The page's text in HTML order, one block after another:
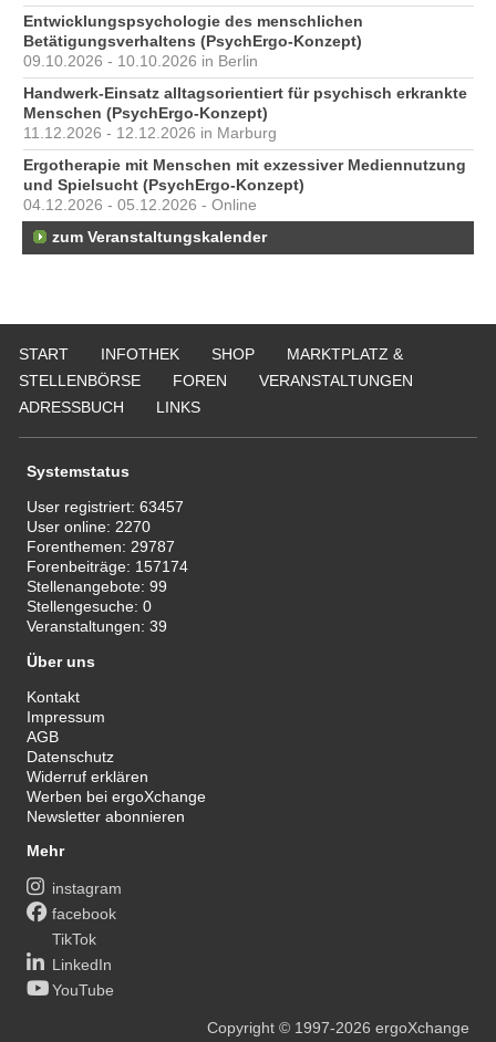
Entwicklungspsychologie des menschlichen
Betätigungsverhaltens (PsychErgo-Konzept)
09.10.2026 - 10.10.2026 in Berlin
Handwerk-Einsatz alltagsorientiert für psychisch erkrankte
Menschen (PsychErgo-Konzept)
11.12.2026 - 12.12.2026 in Marburg
Ergotherapie mit Menschen mit exzessiver Mediennutzung
und Spielsucht (PsychErgo-Konzept)
04.12.2026 - 05.12.2026 - Online
zum Veranstaltungskalender
START INFOTHEK SHOP
MARKTPLATZ &
STELLENBÖRSE
FOREN
VERANSTALTUNGEN
ADRESSBUCH
LINKS
Systemstatus
User registriert:63457
User online: 2270
Forenthemen: 29787
Forenbeiträge: 157174
Stellenangebote:99
Stellengesuche:0
Veranstaltungen:39
Über uns
Kontakt
Impressum
AGB
Datenschutz
Widerruf erklären
Werben bei ergoXchange
Newsletter abonnieren
Mehr
instagram
facebook
TikTok
LinkedIn
YouTube
Copyright© 1997-2026 ergoXchange